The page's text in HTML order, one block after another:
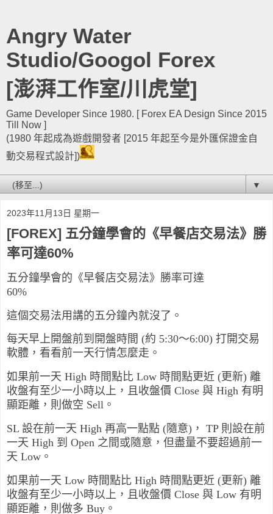
Angry Water
Studio/Googol Forex
[澎湃工作室/川虎堂]
Game Developer Since 1980. [ Forex EA Design Since 2015
Till Now ]
(1980 年起成為遊戲開發者 [2015 年起至今是外匯保證金自
動交易程式設計])
▼
2023年11月13日 星期一
[FOREX] 五分鐘學會的《早餐店交易法》勝
率可達60%
五分鐘學會的《早餐店交易法》勝率可達
60%
這個交易法用講的五分鐘內就沒了。
每天早上開盤前到開盤時間 (約 5:30～6:00) 打開交易
軟體，看看前一天行情怎麼走。
如果前一天 High 時間點比 Low 時間點更近 (更新) 離
收盤有至少一小時以上，且收盤價 Close 與 High 有明
顯距離，則做空 Sell。
SL 設在前一天 High 再高一點點 (隨意)， TP 則設在前
一天 High 到 Open 之間或隨意，但盡量不要超過前一
天 Low。
如果前一天 Low 時間點比 High 時間點更近 (更新) 離
收盤有至少一小時以上，且收盤價 Close 與 Low 有明
顯距離，則做多 Buy。